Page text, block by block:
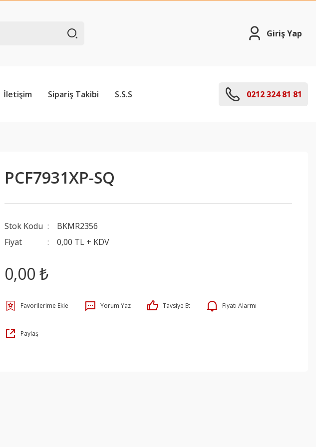
Giriş Yap
İletişim Sipariş Takibi S.S.S 0212 324 81 81
PCF7931XP-SQ
Stok Kodu
BKMR2356
Fiyat
0,00 TL + KDV
0,00 ₺
Yorum Yaz Tavsiye Et Fiyatı Alarmı
Paylaş